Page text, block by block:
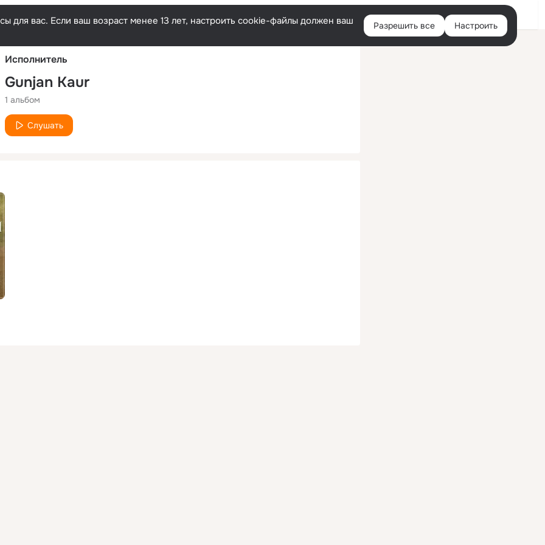
Русский Войти
для вас. Если ваш возраст менее 13 лет, настроить cookie-файлы должен ваш
Разрешить все Настроить
Исполнитель
Gunjan Kaur
1 альбом
Слушать